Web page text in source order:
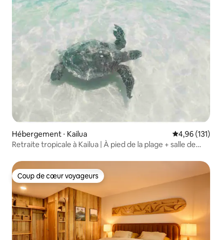
Hébergement ⋅ Kailua Évaluation
4,96 (131)
Retraite tropicale à Kailua | À pied de la plage + salle de
Coup de cœur voyageurs
Coup de cœur voyageurs